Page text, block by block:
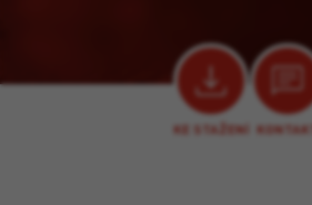
KE STAŽENÍ KONTAKT